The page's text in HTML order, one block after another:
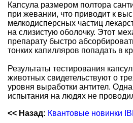
Капсула размером полтора
при жевании, что приводит к
мелкодисперсных частиц
на слизистую оболочку. Этот
препарату быстро
тонких капилляров попадать в
Результаты тестирования
животных свидетельствуют о
уровня выработки антител.
испытания на людях не
<< Назад: Квантовые новинки